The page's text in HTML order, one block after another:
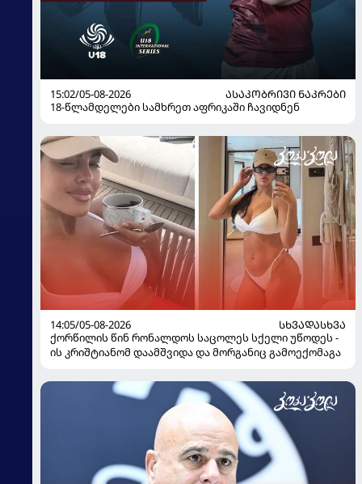
15:02/05-08-2026
ᲐᲡᲐᲙᲝᲑᲠᲘᲕᲘ ᲜᲐᲙᲠᲔᲑᲘ
18-წლამდელები სამხრეთ აფრიკაში ჩავიდნენ
14:05/05-08-2026
ᲡᲮᲕᲐᲓᲐᲡᲮᲕᲐ
ქორწილის წინ რონალდოს საცოლეს სქელი უწოდეს -
ის კრიშტიანომ დაამშვიდა და მორგანიც გამოექომაგა